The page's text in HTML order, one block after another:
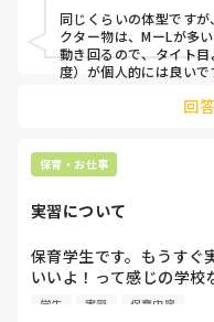
1枚は普段着るエプロン
もう1枚は給食用のエプ
教えていただけると幸い
同じくらいの体型です
クター物は、MーLが多い
動き回るので、タイト
度）が個人的には良いで
実習がどれくらいによ
エプロンは西松屋で買う
ります！
回
保育・お仕事
実習について
保育学生です。もうすぐ
いいよ！って感じの学
いい決め方とかありま
学生 実習 保育内容